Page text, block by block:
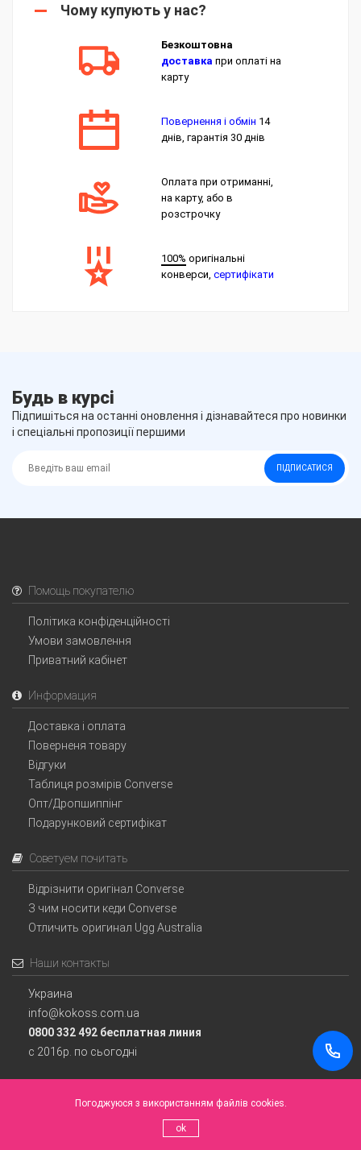
Чому купують у нас?
Безкоштовна
доставка при оплаті на
карту
Повернення і обмін 14
днів, гарантія 30 днів
Оплата при отриманні,
на карту, або в
розстрочку
100% оригінальні
конверси,сертифікати
Будь в курсі
Підпишіться на останні оновлення і дізнавайтеся про новинки
і спеціальні пропозиції першими
ПІДПИСАТИСЯ
Помощь покупателю
Політика конфіденційності
Умови замовлення
Приватний кабінет
Информация
Доставка і оплата
Поверненя товару
Відгуки
Таблиця розмірів Converse
Опт/Дропшиппінг
Подарунковий сертифікат
Советуем почитать
Відрізнити оригінал Converse
З чим носити кеди Converse
Отличить оригинал Ugg Australia
Наши контакты
Украина
info@kokoss.com.ua
0800 332 492 бесплатная линия
с 2016р. по сьогодні
Інтернет магазин Converse Україна.
Погоджуюся з використанням файлів cookies.
ok